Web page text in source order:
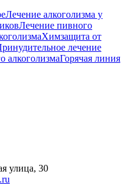
Лечение алкоголизма у
Лечение пивного
Химзащита от
лечение
алкоголизмаГорячая линия
улица, 30